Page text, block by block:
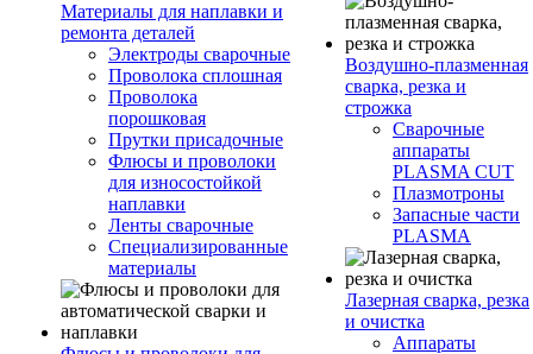
Материалы для наплавки и
ремонта деталей
Электроды сварочные
Проволока сплошная
Проволока
порошковая
Прутки присадочные
Флюсы и проволоки
для износостойкой
наплавки
Ленты сварочные
Специализированные
материалы
Воздушно-плазменная
сварка, резка и
строжка
Сварочные
аппараты
PLASMA CUT
Плазмотроны
Запасные части
PLASMA
Лазерная сварка, резка
и очистка
Аппараты